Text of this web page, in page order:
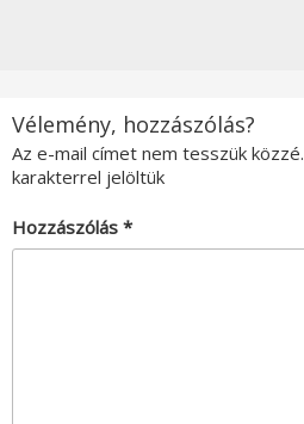
Vélemény, hozzászólás?
Az e-mail címet nem tesszük közzé.
karakterrel jelöltük
Hozzászólás *